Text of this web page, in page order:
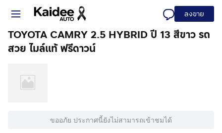
ลงขาย
TOYOTA CAMRY 2.5 HYBRID ปี 13 สีขาว รถ
สวย ไมล์แท้ ฟรีดาวน์
ขออภัย ประกาศนี้ยังไม่สามารถเข้าชมได้